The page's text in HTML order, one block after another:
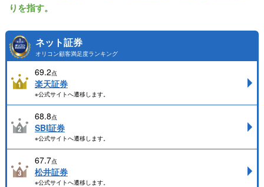
りを指す。
ネット証券
オリコン顧客満足度ランキング
69.2点
楽天証券
※公式サイトへ遷移します。
68.8点
SBI証券
※公式サイトへ遷移します。
67.7点
松井証券
※公式サイトへ遷移します。